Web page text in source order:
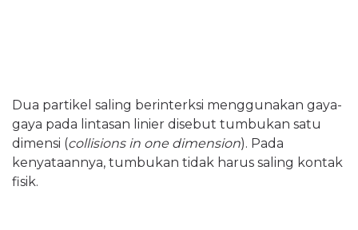
Dua partikel saling berinterksi menggunakan gaya-
gaya pada lintasan linier disebut tumbukan satu
dimensi (collisions in one dimension). Pada
kenyataannya, tumbukan tidak harus saling kontak
fisik.